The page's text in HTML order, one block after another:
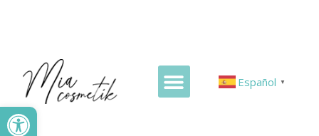
Abrir barra de herramientas
Español ▼